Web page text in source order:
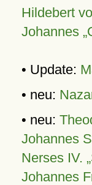
Hildebert
Johannes
• Update:
• neu:
• neu:
Johannes
Nerses IV.
Johannes